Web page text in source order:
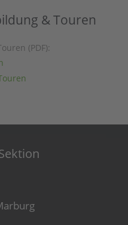
& Touren
(PDF):